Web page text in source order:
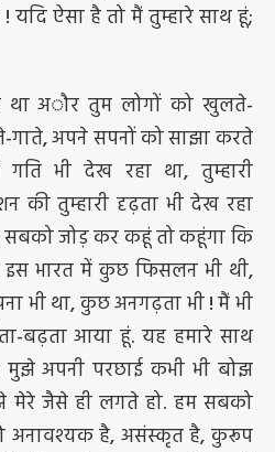
यदि ऐसा है तो मैं तुम्हारे साथ हूं;
था अौर तुम लोगों को खुलते-
गाते, अपने सपनों को साझा करते
भी देख रहा था, तुम्हारी
की तुम्हारी दृढ़ता भी देख रहा
सबको जोड़ कर कहूं तो कहूंगा कि
इस भारत में कुछ फिसलन भी थी,
भी था, कुछ अनगढ़ता भी ! मैं भी
बढ़ता आया हूं. यह हमारे साथ
अपनी परछाई कभी भी बोझ
मेरे जैसे ही लगते हो. हम सबको
अनावश्यक है, असंस्कृत है, कुरूप